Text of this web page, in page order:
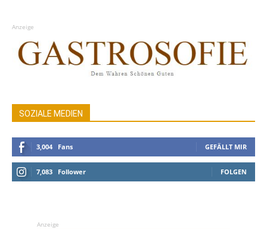
Anzeige
SOZIALE MEDIEN
3,004 Fans GEFÄLLT MIR
7,083 Follower FOLGEN
Anzeige